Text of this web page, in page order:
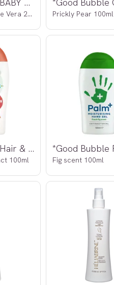
Cottonseed & Aloe Vera 250ml Prickly Pear 100ml
*Good Bubble Hair & Body Wash
100ml Fig scent 100ml